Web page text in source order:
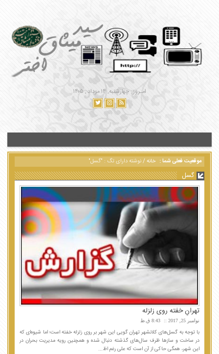
امـروز : چهارشنبه, ۱۴ مرداد , ۱۴۰۵
موقعیت فعلی شما : خانه/نوشته دارای تگ : "گسل"
گسل
تهرانِ خفته روی زلزله
نوامبر 25, 2017 8:43 ق.ظ
با توجه به گسل‌های کلانشهر تهران گویی این شهر بر روی زلزله خفته است؛ اما شیوه‌ای که
در ساخت و سازها ظرف سال‌های گذشته دنبال شده و همچنین رویه مدیریت بحران در
این شهر، همگی حاکی از آن است که علی رغم اظ...